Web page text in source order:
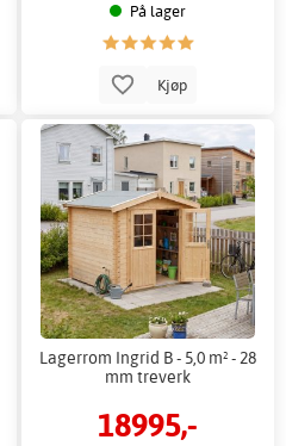
På lager
Kjøp
Lagerrom Ingrid B - 5,0 m² - 28
mm treverk
18995,-